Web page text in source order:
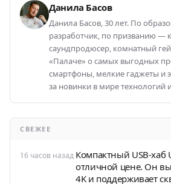
Данила Басов
Данила Басов, 30 лет. По
разработчик, по призванию —
саундпродюсер, комнатный
«Палаче» о самых выгодных
смартфоны, мелкие гаджеты и
за новинки в мире технологий
СВЕЖЕЕ
16 часов назад Компактный USB-хаб
отличной цене. Он
4K и поддерживает